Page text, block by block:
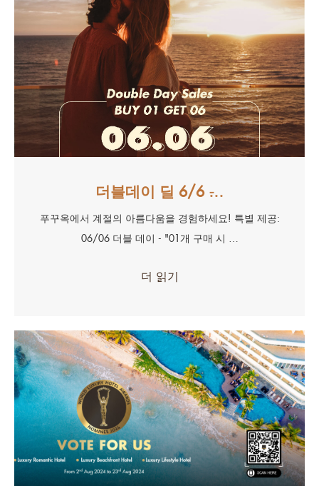
더블데이 딜 6/6 ̵…
푸꾸옥에서 계절의 아름다움을 경험하세요! 특별 제공:
06/06 더블 데이 - "01개 구매 시 …
더 읽기